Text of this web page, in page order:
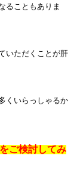
ることもありま
いただくことが肝
くいらっしゃるか
ご検討してみ